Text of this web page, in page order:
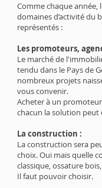
Comme chaque année,
domaines d’activité du
représentés :
Les promoteurs,
Le marché de
tendu dans le Pays de
nombreux projets
vous convenir.
Acheter à un
chacun la solution
La construction :
La construction sera
choix. Oui mais quelle
classique, ossature bois,
Il faut pouvoir choisir.